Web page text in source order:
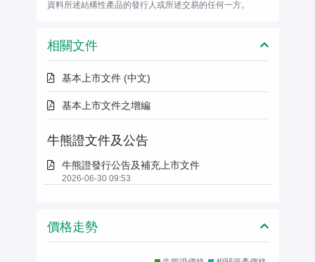
資料所述結構性產品的發行人或所述交易的任何一方。
相關文件
基本上市文件 (中文)
基本上市文件之增編
牛熊證文件及公告
牛熊證發行公告及補充上市文件
2026-06-30 09:53
價格走勢